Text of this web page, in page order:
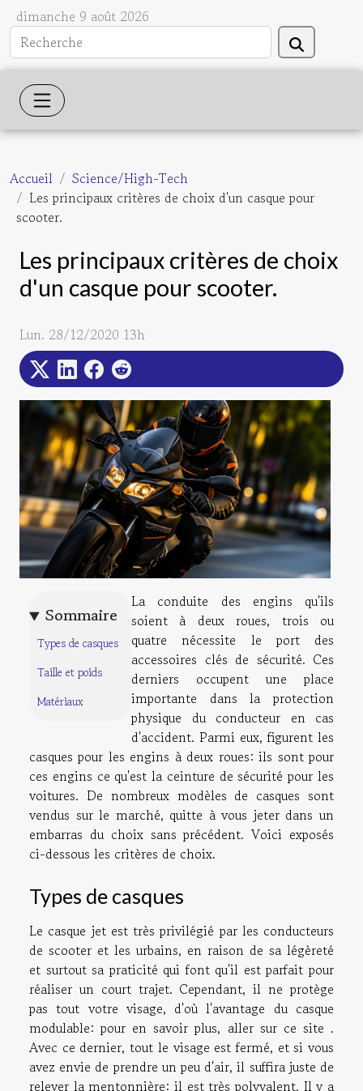
dimanche 9 août 2026
Accueil
Science/High-Tech
Les principaux critères de choix d'un casque pour
scooter.
Les principaux critères de choix
d'un casque pour scooter.
Lun. 28/12/2020 13h
Sommaire
Types de casques
Taille et poids
Matériaux
La conduite des engins qu'ils
soient à deux roues, trois ou
quatre nécessite le port des
accessoires clés de sécurité. Ces
derniers occupent une place
importante dans la protection
physique du conducteur en cas
d'accident. Parmi eux, figurent les
casques pour les engins à deux roues: ils sont pour
ces engins ce qu'est la ceinture de sécurité pour les
voitures. De nombreux modèles de casques sont
vendus sur le marché, quitte à vous jeter dans un
embarras du choix sans précédent. Voici exposés
ci-dessous les critères de choix.
Types de casques
Le casque jet est très privilégié par les conducteurs
de scooter et les urbains, en raison de sa légèreté
et surtout sa praticité qui font qu'il est parfait pour
réaliser un court trajet. Cependant, il ne protège
pas tout votre visage, d'où l'avantage du casque
modulable: pour en savoir plus, aller sur ce site .
Avec ce dernier, tout le visage est fermé, et si vous
avez envie de prendre un peu d'air, il suffira juste de
relever la mentonnière: il est très polyvalent. Il y a